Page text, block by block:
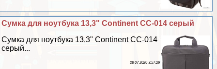
Сумка для ноутбука 13,3" Continent CC-014 серый
Сумка для ноутбука 13,3" Continent CC-014
серый...
28 07 2026 3:57:29